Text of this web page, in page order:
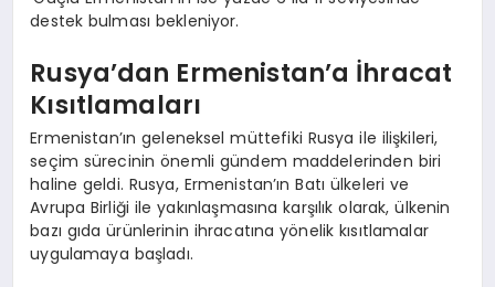
destek bulması bekleniyor.
Rusya’dan Ermenistan’a İhracat
Kısıtlamaları
Ermenistan’ın geleneksel müttefiki Rusya ile ilişkileri,
seçim sürecinin önemli gündem maddelerinden biri
haline geldi. Rusya, Ermenistan’ın Batı ülkeleri ve
Avrupa Birliği ile yakınlaşmasına karşılık olarak, ülkenin
bazı gıda ürünlerinin ihracatına yönelik kısıtlamalar
uygulamaya başladı.